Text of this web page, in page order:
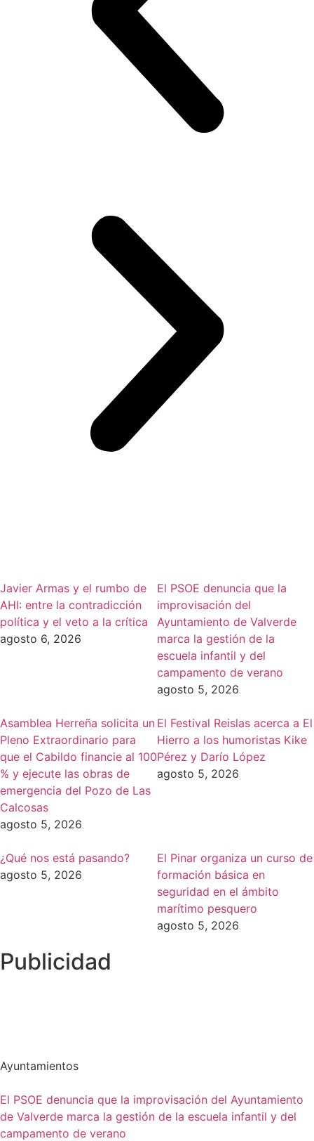
Javier Armas y el rumbo de
AHI: entre la contradicción
política y el veto a la crítica
agosto 6, 2026
El PSOE denuncia que la
improvisación del
Ayuntamiento de Valverde
marca la gestión de la
escuela infantil y del
campamento de verano
agosto 5, 2026
Asamblea Herreña solicita un
Pleno Extraordinario para
que el Cabildo financie al 100
% y ejecute las obras de
emergencia del Pozo de Las
Calcosas
agosto 5, 2026
El Festival Reislas acerca a El
Hierro a los humoristas Kike
Pérez y Darío López
agosto 5, 2026
¿Qué nos está pasando?
agosto 5, 2026
El Pinar organiza un curso de
formación básica en
seguridad en el ámbito
marítimo pesquero
agosto 5, 2026
Publicidad
Ayuntamientos
El PSOE denuncia que la improvisación del Ayuntamiento
de Valverde marca la gestión de la escuela infantil y del
campamento de verano